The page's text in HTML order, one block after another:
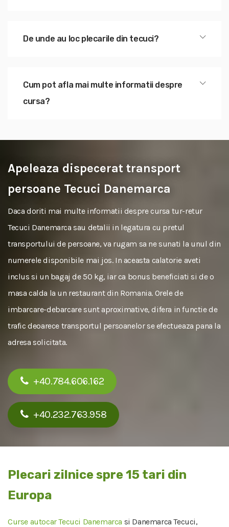
De unde au loc plecarile din tecuci?
Cum pot afla mai multe informatii despre
cursa?
Apeleaza dispecerat transport
persoane Tecuci Danemarca
Daca doriti mai multe informatii despre cursa tur-retur
Tecuci Danemarca sau detalii in legatura cu pretul
transportului de persoane, va rugam sa ne sunati la unul din
numerele disponibile mai jos. In aceasta calatorie aveti
inclus si un bagaj de 50 kg, iar ca bonus beneficiati si de o
masa calda la un restaurant din Romania. Orele de
imbarcare-debarcare sunt aproximative, difera in functie de
trafic deoarece transportul persoanelor se efectueaza pana la
adresa solicitata.
+40.784.606.162
+40.232.763.958
Plecari zilnice spre 15 tari din
Europa
Curse autocar Tecuci Danemarca si Danemarca Tecuci,